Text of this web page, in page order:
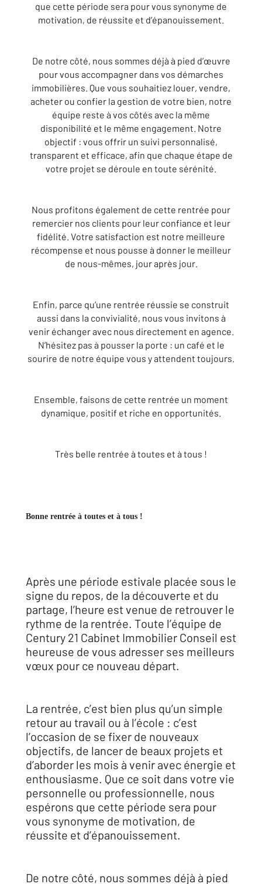
que cette période sera pour vous synonyme de
motivation, de réussite et d’épanouissement.
De notre côté, nous sommes déjà à pied d’œuvre
pour vous accompagner dans vos démarches
immobilières. Que vous souhaitiez louer, vendre,
acheter ou confier la gestion de votre bien, notre
équipe reste à vos côtés avec la même
disponibilité et le même engagement. Notre
objectif : vous offrir un suivi personnalisé,
transparent et efficace, afin que chaque étape de
votre projet se déroule en toute sérénité.
Nous profitons également de cette rentrée pour
remercier nos clients pour leur confiance et leur
fidélité. Votre satisfaction est notre meilleure
récompense et nous pousse à donner le meilleur
de nous-mêmes, jour après jour.
Enfin, parce qu’une rentrée réussie se construit
aussi dans la convivialité, nous vous invitons à
venir échanger avec nous directement en agence.
N’hésitez pas à pousser la porte : un café et le
sourire de notre équipe vous y attendent toujours.
Ensemble, faisons de cette rentrée un moment
dynamique, positif et riche en opportunités.
Très belle rentrée à toutes et à tous !
Bonne rentrée à toutes et à tous !
Après une période estivale placée sous le
signe du repos, de la découverte et du
partage, l’heure est venue de retrouver le
rythme de la rentrée. Toute l’équipe de
Century 21 Cabinet Immobilier Conseil est
heureuse de vous adresser ses meilleurs
vœux pour ce nouveau départ.
La rentrée, c’est bien plus qu’un simple
retour au travail ou à l’école : c’est
l’occasion de se fixer de nouveaux
objectifs, de lancer de beaux projets et
d’aborder les mois à venir avec énergie et
enthousiasme. Que ce soit dans votre vie
personnelle ou professionnelle, nous
espérons que cette période sera pour
vous synonyme de motivation, de
réussite et d’épanouissement.
De notre côté, nous sommes déjà à pied